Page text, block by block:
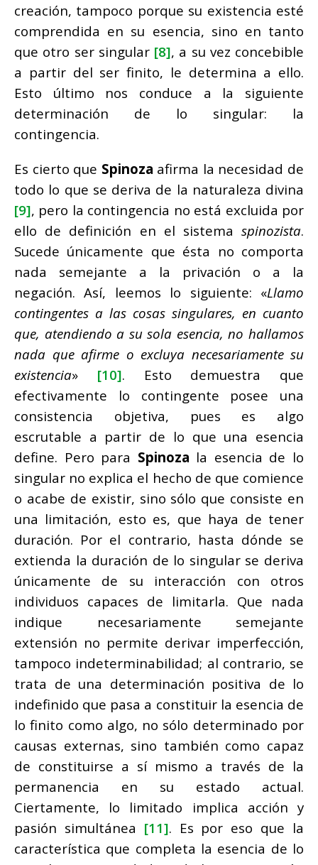
creación, tampoco porque su existencia esté
comprendida en su esencia, sino en tanto
que otro ser singular [8], a su vez concebible
a partir del ser finito, le determina a ello.
Esto último nos conduce a la siguiente
determinación de lo singular: la
contingencia.
Es cierto que Spinoza afirma la necesidad de
todo lo que se deriva de la naturaleza divina
[9], pero la contingencia no está excluida por
ello de definición en el sistema spinozista.
Sucede únicamente que ésta no comporta
nada semejante a la privación o a la
negación. Así, leemos lo siguiente: «Llamo
contingentes a las cosas singulares, en cuanto
que, atendiendo a su sola esencia, no hallamos
nada que afirme o excluya necesariamente su
existencia» [10]. Esto demuestra que
efectivamente lo contingente posee una
consistencia objetiva, pues es algo
escrutable a partir de lo que una esencia
define. Pero para Spinoza la esencia de lo
singular no explica el hecho de que comience
o acabe de existir, sino sólo que consiste en
una limitación, esto es, que haya de tener
duración. Por el contrario, hasta dónde se
extienda la duración de lo singular se deriva
únicamente de su interacción con otros
individuos capaces de limitarla. Que nada
indique necesariamente semejante
extensión no permite derivar imperfección,
tampoco indeterminabilidad; al contrario, se
trata de una determinación positiva de lo
indefinido que pasa a constituir la esencia de
lo finito como algo, no sólo determinado por
causas externas, sino también como capaz
de constituirse a sí mismo a través de la
permanencia en su estado actual.
Ciertamente, lo limitado implica acción y
pasión simultánea [11]. Es por eso que la
característica que completa la esencia de lo